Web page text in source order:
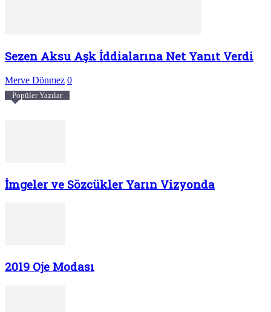
Sezen Aksu Aşk İddialarına Net Yanıt Verdi
Merve Dönmez 0
Popüler Yazılar
İmgeler ve Sözcükler Yarın Vizyonda
2019 Oje Modası